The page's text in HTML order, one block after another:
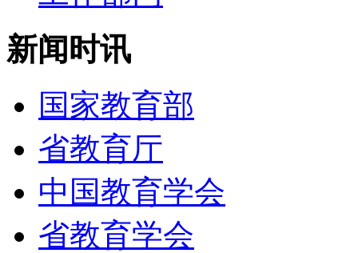
新闻时讯
国家教育部
省教育厅
中国教育学会
省教育学会